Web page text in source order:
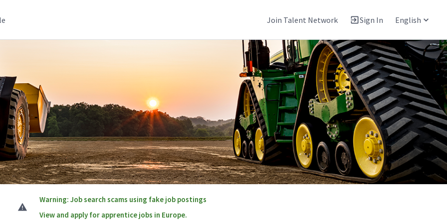
Join Talent Network Sign In English
Warning: Job search scams using fake job postings
View and apply for apprentice jobs in Europe.